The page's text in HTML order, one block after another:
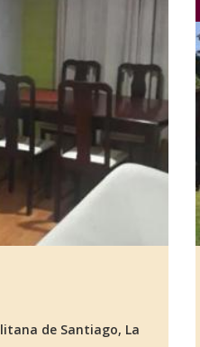
de Santiago, La